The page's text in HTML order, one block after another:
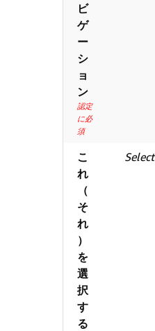
ビ
ゲ
ー
シ
ョ
ン
認定
に必
須
こ
れ
（
そ
れ
）
を
選
択
す
る